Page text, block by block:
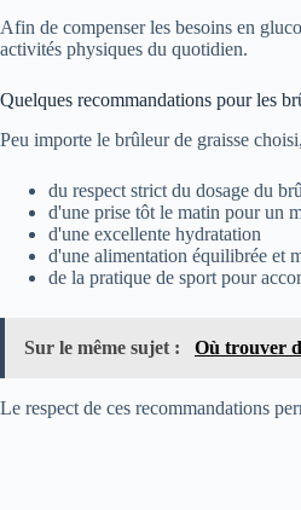
Afin de compenser les besoins en
activités physiques du quotidien.
Quelques recommandations pour les
Peu importe le brûleur de graisse
du respect strict du dosage du
d'une prise tôt le matin pour un
d'une excellente hydratation
d'une alimentation équilibrée et
de la pratique de sport pour
Sur le même sujet : Où trouver
Le respect de ces recommandations